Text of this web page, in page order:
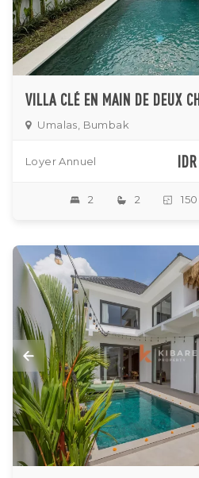
Umalas, Bumbak
Loyer Annuel
2 2